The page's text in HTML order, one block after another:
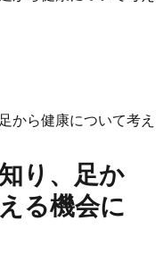
り、足か
る機会に